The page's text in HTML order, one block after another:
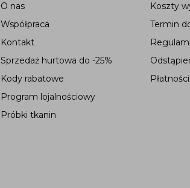
O nas
Współpraca
Kontakt
Sprzedaż hurtowa do -25%
Kody rabatowe
Program lojalnościowy
Próbki tkanin
Koszty
Termin
Płatności